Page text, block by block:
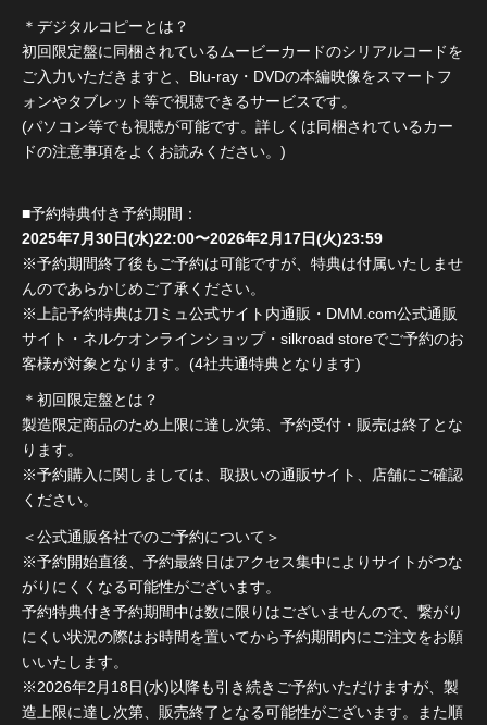
＊デジタルコピーとは？
初回限定盤に同梱されているムービーカードのシリアルコードを
ご入力いただきますと、Blu-ray・DVDの本編映像をスマートフ
ォンやタブレット等で視聴できるサービスです。
(パソコン等でも視聴が可能です。詳しくは同梱されているカー
ドの注意事項をよくお読みください。)
■予約特典付き予約期間：
2025年7月30日(水)22:00〜2026年2月17日(火)23:59
※予約期間終了後もご予約は可能ですが、特典は付属いたしませ
んのであらかじめご了承ください。
※上記予約特典は刀ミュ公式サイト内通販・DMM.com公式通販
サイト・ネルケオンラインショップ・silkroad storeでご予約のお
客様が対象となります。(4社共通特典となります)
＊初回限定盤とは？
製造限定商品のため上限に達し次第、予約受付・販売は終了とな
ります。
※予約購入に関しましては、取扱いの通販サイト、店舗にご確認
ください。
＜公式通販各社でのご予約について＞
※予約開始直後、予約最終日はアクセス集中によりサイトがつな
がりにくくなる可能性がございます。
予約特典付き予約期間中は数に限りはございませんので、繋がり
にくい状況の際はお時間を置いてから予約期間内にご注文をお願
いいたします。
※2026年2月18日(水)以降も引き続きご予約いただけますが、製
造上限に達し次第、販売終了となる可能性がございます。また順